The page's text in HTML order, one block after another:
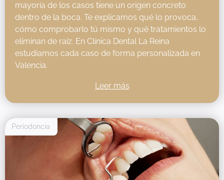
mayoría de los casos tiene un origen concreto
dentro de la boca. Te explicamos qué lo provoca,
cómo comprobarlo tú mismo y qué tratamientos lo
eliminan de raíz. En Clínica Dental La Reina
estudiamos cada caso de forma personalizada en
Valencia.
Leer más
Periodoncia